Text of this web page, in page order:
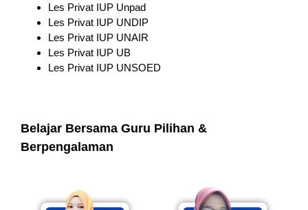
Les Privat IUP Unpad
Les Privat IUP UNDIP
Les Privat IUP UNAIR
Les Privat IUP UB
Les Privat IUP UNSOED
Belajar Bersama Guru Pilihan &
Berpengalaman